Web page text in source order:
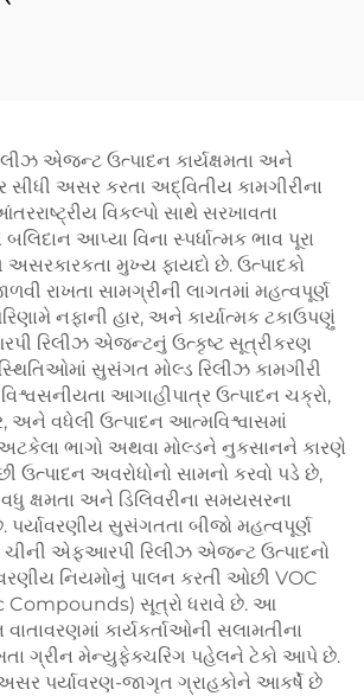
એજન્ટ ઉત્પાદન કાર્યક્ષમતા અને
સીધી અસર કરતા અદ્વિતીય કામગીરીના
વિકલ્પો સાથે સરખાવતા
બલિદાન આપ્યા વિના સ્પર્ધાત્મક ભાવ પૂરા
અસરકારકતા મુખ્ય ફાયદો છે. ઉત્પાદકો
રાખતા સામગ્રીની લાગતમાં મહત્વપૂર્ણ
નફાની હાર, અને કાર્યાત્મક ટકાઉપણું
રિલીઝ એજન્ટનું ઉત્કૃષ્ટ સૂત્રીકરણ
સુસંગત મોલ્ડ રિલીઝ કામગીરી
આગાહીપાત્ર ઉત્પાદન ચક્રો,
અને વધેલી ઉત્પાદન આત્મવિશ્વાસમાં
ભાગો અથવા મોલ્ડને નુકસાનને કારણે
ઉત્પાદન અવરોધોનો સામનો કરવો પડે છે,
ક્ષમતા અને ડિલિવરીના સમયસરના
પર્યાવરણીય સુસંગતતા બીજો મહત્વપૂર્ણ
ચીની એફઆરપી રિલીઝ એજન્ટ ઉત્પાદનો
નિયમોનું પાલન કરતી ઓછી VOC
Compounds) સૂત્રો ધરાવે છે. આ
વાતાવરણમાં કાર્યકર્તાઓની સલામતીના
ગ્રીન મેન્યુફેક્ચરિંગ પહેલને ટેકો આપે છે.
પર્યાવરણ-જાગૃત ગ્રાહકોને આકર્ષે છે